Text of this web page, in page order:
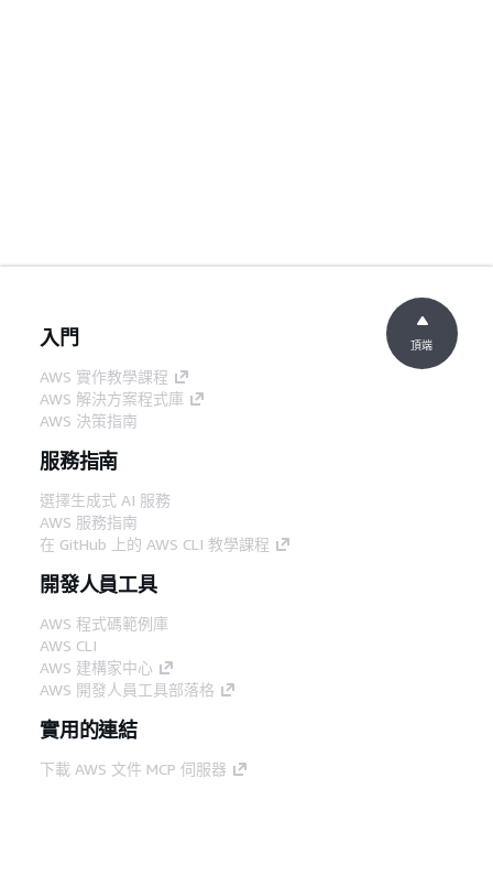
入門
AWS 實作教學課程
AWS 解決方案程式庫
AWS 決策指南
服務指南
選擇生成式 AI 服務
AWS 服務指南
在 GitHub 上的 AWS CLI 教學課程
開發人員工具
AWS 程式碼範例庫
AWS CLI
AWS 建構家中心
AWS 開發人員工具部落格
實用的連結
下載 AWS 文件 MCP 伺服器
頂端